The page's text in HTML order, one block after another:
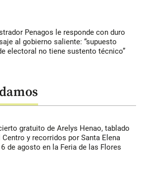
Penagos le responde con duro
al gobierno saliente: “supuesto
electoral no tiene sustento técnico”
gratuito de Arelys Henao, tablado
Centro y recorridos por Santa Elena
de agosto en la Feria de las Flores